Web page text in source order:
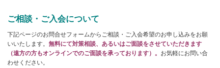
ご相談・ご入会について
下記ページのお問合せフォームからご相談・ご入会希望のお申し込みをお願
いいたします。 無料にて対策相談、あるいはご面談をさせていただきます
（遠方の方もオンラインでのご面談を承っております）。 お気軽にお問い合
わせください。